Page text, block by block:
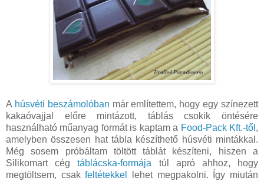
A húsvéti beszámolóban már említettem, hogy egy színezett
kakaóvajjal előre mintázott, táblás csokik öntésére
használható műanyag formát is kaptam a Food-Pack Kft.-től ,
amelyben összesen hat tábla készíthető húsvéti mintákkal.
Még sosem próbáltam töltött táblát készíteni, hiszen a
Silikomart cégtáblácska-formája túl apró ahhoz, hogy
megtöltsem, csakfeltétekkel
lehet megpakolni. Így miután